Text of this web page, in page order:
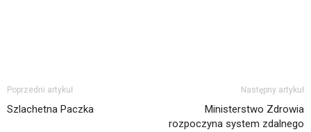
Poprzedni artykuł
Szlachetna Paczka
Następny artykuł
Ministerstwo Zdrowia
rozpoczyna system zdalnego